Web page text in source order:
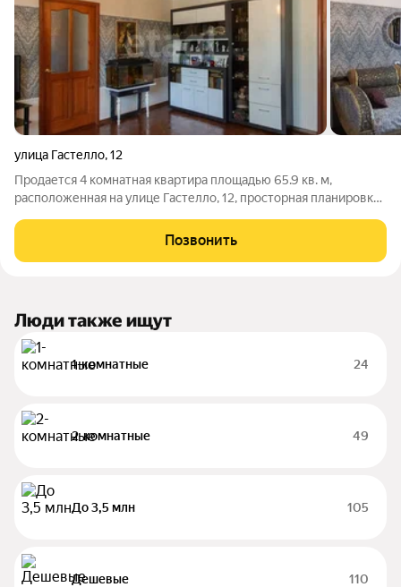
улица Гастелло,12
Продается 4 комнатная квартира площадью 65.9 кв. м,
расположенная на улице Гастелло, 12, просторная планировка
комфортное проживание для большой семьи. Мебель остается
по договоренности . Жилье
Позвонить
Люди также ищут
1-комнатные 24
2-комнатные 49
До 3,5 млн 105
Дешевые 110